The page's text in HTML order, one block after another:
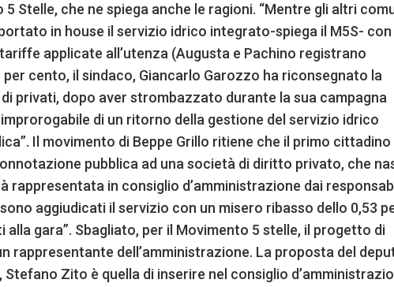
Stelle, che ne spiega anche le ragioni. “Mentre gli altri
in house il servizio idrico integrato-spiega il M5S- con
applicate all’utenza (Augusta e Pachino registrano
cento, il sindaco, Giancarlo Garozzo ha riconsegnato la
privati, dopo aver strombazzato durante la sua campagna
di un ritorno della gestione del servizio idrico
Il movimento di Beppe Grillo ritiene che il primo
pubblica ad una società di diritto privato, che
rappresentata in consiglio d’amministrazione dai
aggiudicati il servizio con un misero ribasso dello 0,53
gara”. Sbagliato, per il Movimento 5 stelle, il progetto di
rappresentante dell’amministrazione. La proposta del
Zito è quella di inserire nel consiglio